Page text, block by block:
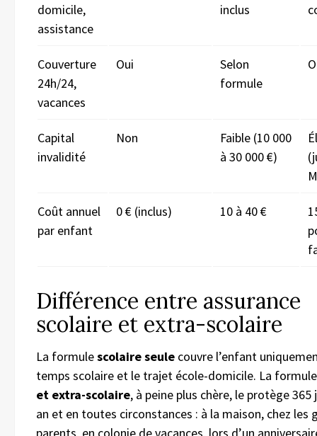
domicile,
assistance
inclus
Couverture
24h/24,
vacances
Oui
Selon
formule
Capital
invalidité
Non
Faible (10 000
à 30 000 €)
Coût annuel
par enfant
0 € (inclus) 10 à 40 €
Différence entre assurance
scolaire et extra-scolaire
La formulescolaire seule couvre l’enfant
temps scolaire et le trajet école-domicile. La
et extra-scolaire, à peine plus chère, le protège 365
an et en toutes circonstances : à la maison, chez les